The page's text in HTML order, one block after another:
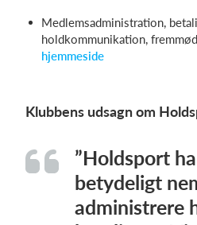
Medlemsadministration,
holdkommunikation,
hjemmeside
Klubbens udsagn om
”Holdsport
betydeligt
administrere